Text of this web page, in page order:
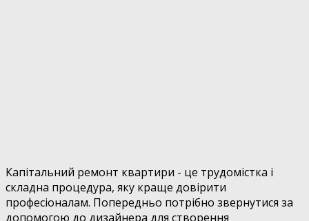
Капітальний ремонт квартири - це трудомістка і
складна процедура, яку краще довірити
професіоналам. Попередньо потрібно звернутися за
допомогою до дизайнера для створення